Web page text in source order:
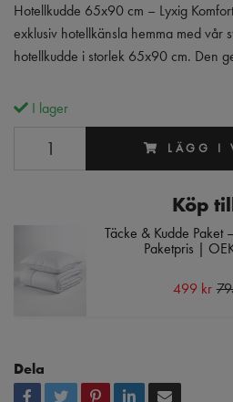
Hotellkudde 65x90 cm – Lyxig
exklusiv hotellkänsla hemma med vår
hotellkudde i storlek 65x90 cm. Den
I lager
LÄGG I
Köp
Täcke & Kudde Paket
Paketpris |
499 kr
Dela